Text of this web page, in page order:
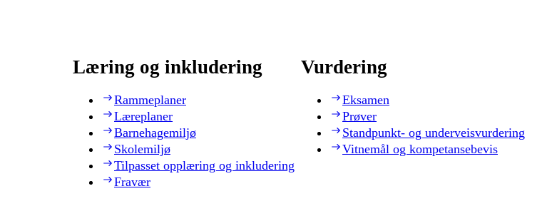
Læring og inkludering
Rammeplaner
Læreplaner
Barnehagemiljø
Skolemiljø
Tilpasset opplæring og inkludering
Fravær
Vurdering
Eksamen
Prøver
Standpunkt- og underveisvurdering
Vitnemål og kompetansebevis